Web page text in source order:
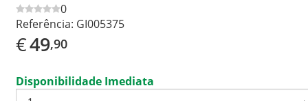
0
Referência: GI005375
€49,90
Disponibilidade Imediata